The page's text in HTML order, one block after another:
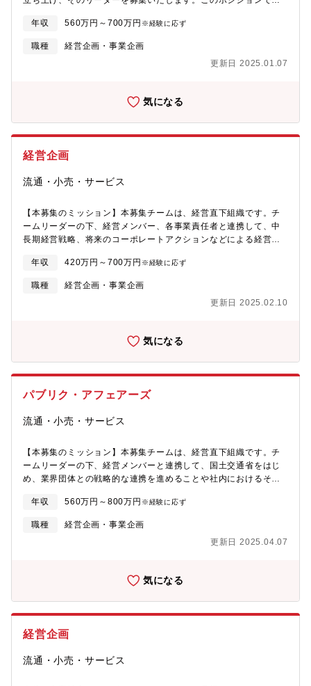
わる様々なリレーションマネジメント、コミュニティマネジメン
トを担い、同社の新規顧客とファンの拡大を共に目指していただ
きます。【新規事業の立ち上げ】■マーケティング戦略の策定～実
行■販売促進に向けた商談獲得フェーズの戦略、訴求/メッセージ
カンファレンスの企画、運用■展示会、共催イベントなどの企画、
年収 560万円～700万円 ※経験に応ず
職種
経営企画・事業企画
更新日 2025.01.07
気になる
経営企画
流通・小売・サービス
【本募集のミッション】本募集チームは、経営直下組織です。チ
ームリーダーの下、経営メンバー、各事業責任者と連携して、中
長期経営戦略、将来のコーポレートアクションなどによる経営・
計画達成のためのオーガニック、インオーガニックな成長を見据
えて、メンバーを増員募集します。【業務内容】■経営メンバー/
各事業責任者と連携した中長期事業戦略/予算の立案、実行支援、
及び実績比較/分析■各種会議体の運営(株主総会、取締役会、経営
関連業務(投資家や金融機関とのコミュニケーション、資金調達、
年収 420万円～700万円 ※経験に応ず
職種
経営企画・事業企画
更新日 2025.02.10
気になる
パブリク・アフェアーズ
流通・小売・サービス
【本募集のミッション】本募集チームは、経営直下組織です。チ
ームリーダーの下、経営メンバーと連携して、国土交通省をはじ
め、業界団体との戦略的な連携を進めることや社内におけるその
いただきます。本募集では、当社が交通インフラを担うグループ
企業体への成長を遂げるため、パブリック・アフェアーズの専門
職のメンバーを新規募集します。【パブリック・アフェアーズの
役割】当社が作りうる未来を国土交通省をはじめとした行政、お
プロジェクト戦略の企画立案・公共政策の検討状況や時期的要
団体に関連するステークホルダーの調査・分析、関係構築・キー
年収 560万円～800万円 ※経験に応ず
職種
経営企画・事業企画
更新日 2025.04.07
気になる
経営企画
流通・小売・サービス